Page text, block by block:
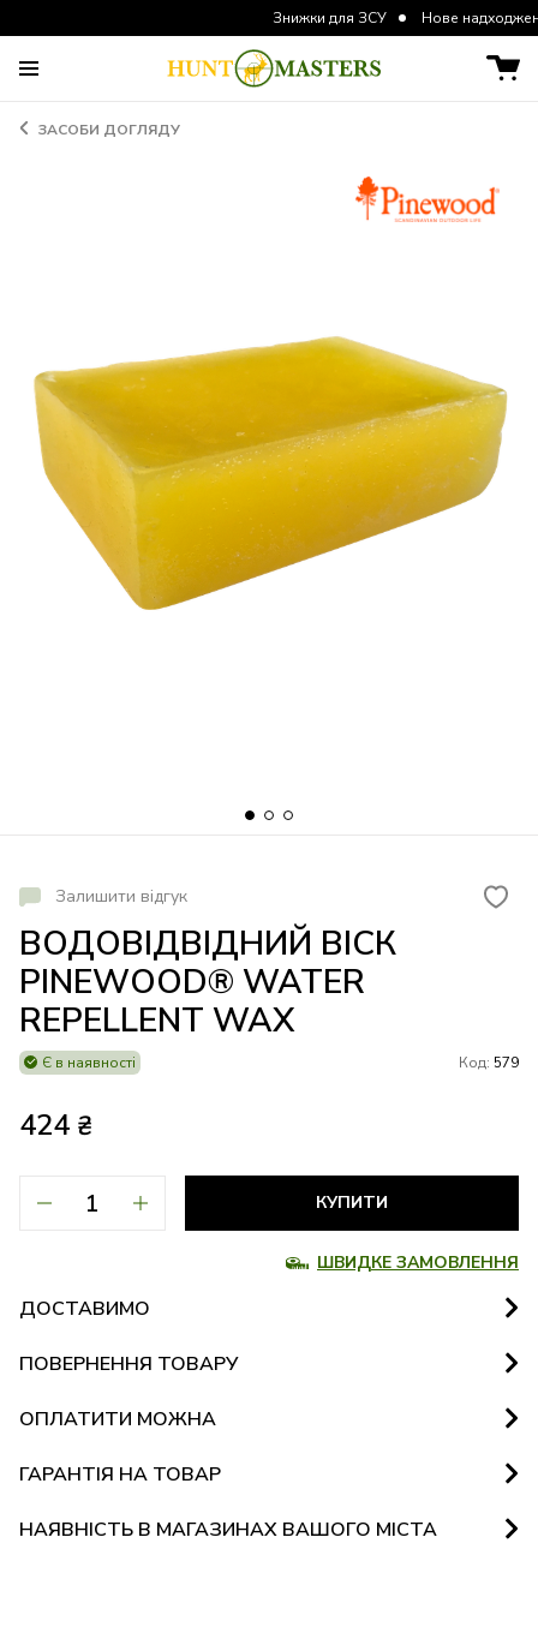
Знижки для ЗСУ Нове надходження
ЗАСОБИ ДОГЛЯДУ
Залишити відгук
ВОДОВІДВІДНИЙ ВІСК
PINEWOOD® WATER
REPELLENT WAX
Є в наявності Код: 579
424 ₴
КУПИТИ
ШВИДКЕ ЗАМОВЛЕННЯ
ДОСТАВИМО
ПОВЕРНЕННЯ ТОВАРУ
ОПЛАТИТИ МОЖНА
ГАРАНТІЯ НА ТОВАР
НАЯВНІСТЬ В МАГАЗИНАХ ВАШОГО МІСТА